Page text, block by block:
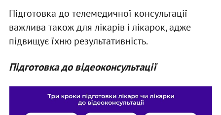
Підготовка до телемедичної консультації
важлива також для лікарів і лікарок, адже
підвищує їхню результативність.
Підготовка до відеоконсультації